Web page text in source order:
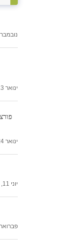
נובמבר 19, 2025
ינואר 13, 2026
ינואר 24, 2025
יוני 11, 2025
פברואר 23, 2026